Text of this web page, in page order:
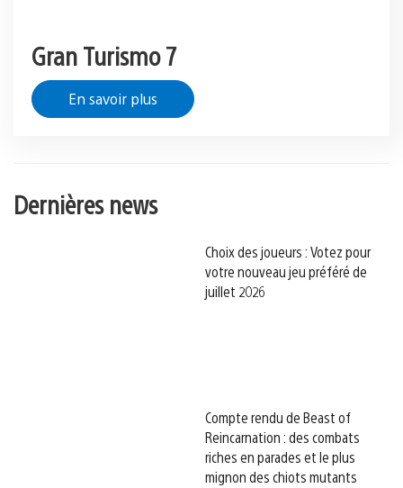
Gran Turismo 7
En savoir plus
Dernières news
Choix des joueurs : Votez pour
votre nouveau jeu préféré de
juillet 2026
Compte rendu de Beast of
Reincarnation : des combats
riches en parades et le plus
mignon des chiots mutants